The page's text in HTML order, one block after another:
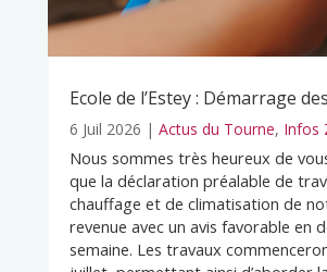
Ecole de l’Estey : Démarrage
6 Juil 2026 | Actus du Tourne, Infos
Nous sommes très heureux de
que la déclaration préalable de
chauffage et de climatisation de
revenue avec un avis favorable en
semaine. Les travaux